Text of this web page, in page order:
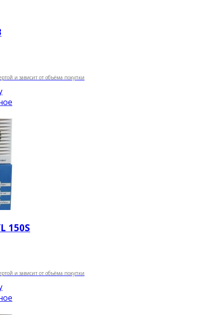
и зависит от объёма покупки
150S
и зависит от объёма покупки